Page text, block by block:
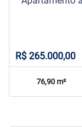
R$ 265.000,00
76,90 m²